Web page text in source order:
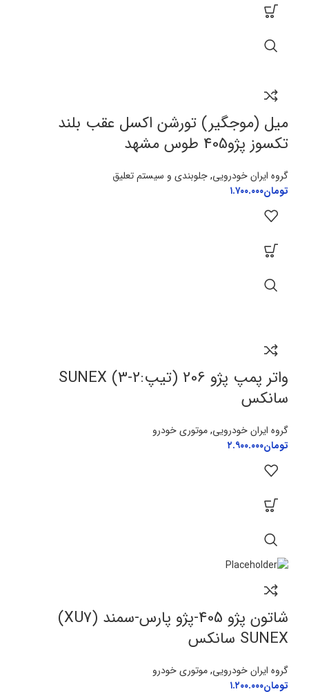
میل (موجگیر) تورشن اکسل عقب بلند
تکسوز پژو405 طوس مشهد
گروه ایران خودرویی,جلوبندی و سیستم تعلیق
تومان۱.۷۰۰.۰۰۰
واتر پمپ پژو 206 (تیپ:2-3) SUNEX
سانکس
گروه ایران خودرویی,موتوری خودرو
تومان۲.۹۰۰.۰۰۰
شاتون پژو 405-پژو پارس-سمند (XU7)
SUNEX سانکس
گروه ایران خودرویی,موتوری خودرو
تومان۱.۲۰۰.۰۰۰